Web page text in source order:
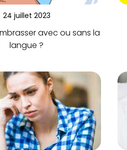
24 juillet 2023
avec ou sans la
langue ?